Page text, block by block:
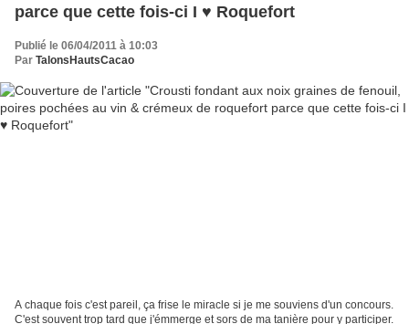
parce que cette fois-ci I ♥ Roquefort
Publié le 06/04/2011 à 10:03
Par TalonsHautsCacao
A chaque fois c'est pareil, ça frise le miracle si je me souviens d'un concours.
C'est souvent trop tard que j'émmerge et sors de ma tanière pour y participer.